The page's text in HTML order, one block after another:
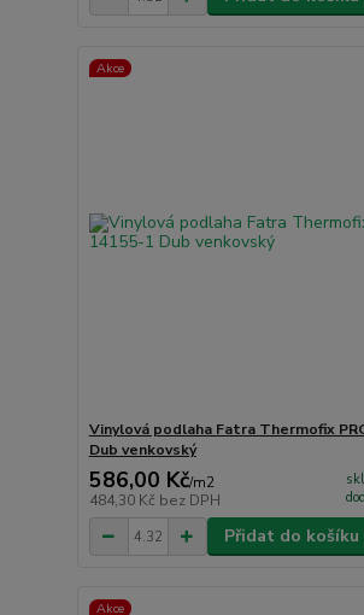
Akce
Vinylová podlaha Fatra Thermofix
Dub venkovský
586,00 Kč/m2
484,30 Kč bez DPH
Přidat do košíku
Akce